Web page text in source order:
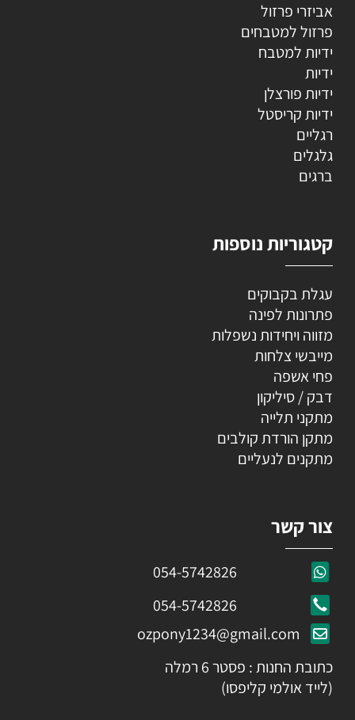
אביזרי פרזול
פרזול למטבחים
ידיות למטבח
ידיות
ידיות פורצלן
ידיות קריסטל
רגליים
גלגלים
ברגים
קטגוריות נוספות
עגלת בקבוקים
פתרונות לפינה
מזווה ויחידות נשפלות
מייבשי צלחות
פחי אשפה
דבק / סיליקון
מתקני תלייה
מתקן הורדת קולבים
מתקנים לנעליים
צור קשר
054-5742826
054-5742826
ozpony1234@gmail.com
כתובת החנות : פסטר 6 רמלה
(לייד אולמי קליפסו)